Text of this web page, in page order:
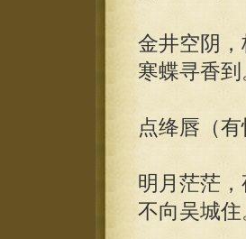
金井空阴
寒蝶寻香
点绛唇（有
明月茫茫
不向吴城